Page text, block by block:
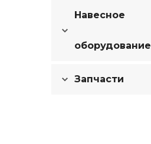
Навесное
оборудование
Запчасти